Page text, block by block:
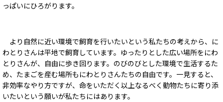
っぱいにひろがります。
より自然に近い環境で飼育を行いたいという私たちの考えから、に
わとりさんは平地で飼育しています。ゆったりとした広い場所をにわ
とりさんが、自由に歩き回ります。のびのびとした環境で生活するた
め、たまごを産む場所もにわとりさんたちの自由です。一見すると、
非効率なやり方ですが、命をいただく以上なるべく動物たちに寄り添
いたいという願いが私たちにはあります。